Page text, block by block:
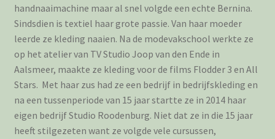
handnaaimachine maar al snel volgde een echte Bernina.
Sindsdien is textiel haar grote passie. Van haar moeder
leerde ze kleding naaien. Na de modevakschool werkte ze
op het atelier van TV Studio Joop van den Ende in
Aalsmeer, maakte ze kleding voor de films Flodder 3 en All
Stars. Met haar zus had ze een bedrijf in bedrijfskleding en
na een tussenperiode van 15 jaar startte ze in 2014 haar
eigen bedrijf Studio Roodenburg. Niet dat ze in die 15 jaar
heeft stilgezeten want ze volgde vele cursussen,